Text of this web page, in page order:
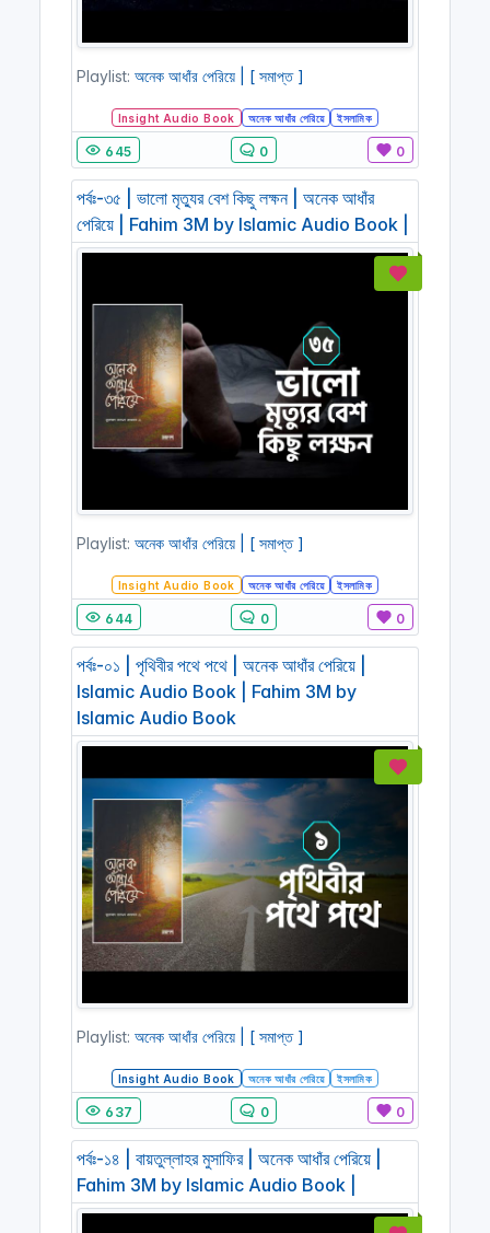
Playlist: অনেক আধাঁর পেরিয়ে | [ সমাপ্ত ]
Insight Audio Book অনেক আধাঁর পেরিয়ে ইসলামিক
645 0 0
পর্বঃ-৩৫ | ভালো মৃত্যুর বেশ কিছু লক্ষন | অনেক আধাঁর
পেরিয়ে | Fahim 3M by Islamic Audio Book |
Playlist: অনেক আধাঁর পেরিয়ে | [ সমাপ্ত ]
Insight Audio Book অনেক আধাঁর পেরিয়ে ইসলামিক
644 0 0
পর্বঃ-০১ | পৃথিবীর পথে পথে | অনেক আধাঁর পেরিয়ে |
Islamic Audio Book | Fahim 3M by
Islamic Audio Book
Playlist: অনেক আধাঁর পেরিয়ে | [ সমাপ্ত ]
Insight Audio Book অনেক আধাঁর পেরিয়ে ইসলামিক
637 0 0
পর্বঃ-১৪ | বায়তুল্লাহর মুসাফির | অনেক আধাঁর পেরিয়ে |
Fahim 3M by Islamic Audio Book |